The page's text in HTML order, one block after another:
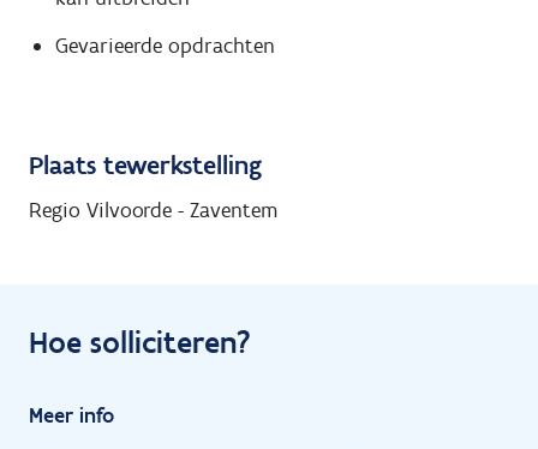
Gevarieerde opdrachten
Plaats tewerkstelling
Regio Vilvoorde - Zaventem
Hoe solliciteren?
Meer info